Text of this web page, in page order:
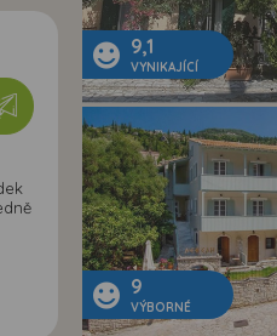
9,1
VYNIKAJÍCÍ
9
VÝBORNÉ